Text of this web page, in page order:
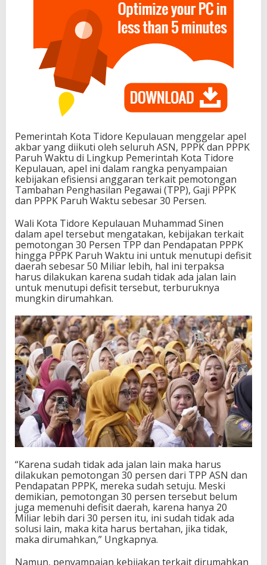
Pemerintah Kota Tidore Kepulauan menggelar apel
akbar yang diikuti oleh seluruh ASN, PPPK dan PPPK
Paruh Waktu di Lingkup Pemerintah Kota Tidore
Kepulauan, apel ini dalam rangka penyampaian
kebijakan efisiensi anggaran terkait pemotongan
Tambahan Penghasilan Pegawai (TPP), Gaji PPPK
dan PPPK Paruh Waktu sebesar 30 Persen.
Wali Kota Tidore Kepulauan Muhammad Sinen
dalam apel tersebut mengatakan, kebijakan terkait
pemotongan 30 Persen TPP dan Pendapatan PPPK
hingga PPPK Paruh Waktu ini untuk menutupi defisit
daerah sebesar 50 Miliar lebih, hal ini terpaksa
harus dilakukan karena sudah tidak ada jalan lain
untuk menutupi defisit tersebut, terburuknya
mungkin dirumahkan.
“Karena sudah tidak ada jalan lain maka harus
dilakukan pemotongan 30 persen dari TPP ASN dan
Pendapatan PPPK, mereka sudah setuju. Meski
demikian, pemotongan 30 persen tersebut belum
juga memenuhi defisit daerah, karena hanya 20
Miliar lebih dari 30 persen itu, ini sudah tidak ada
solusi lain, maka kita harus bertahan, jika tidak,
maka dirumahkan,” Ungkapnya.
Namun, penyampaian kebijakan terkait dirumahkan